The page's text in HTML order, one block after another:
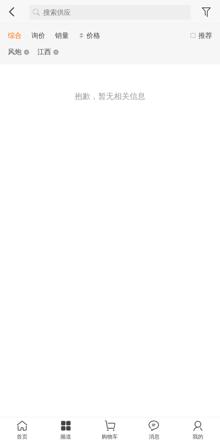
推荐
综合 询价 销量
价格
风炮
江西
抱歉，暂无相关信息
首页 频道 购物车 消息 我的